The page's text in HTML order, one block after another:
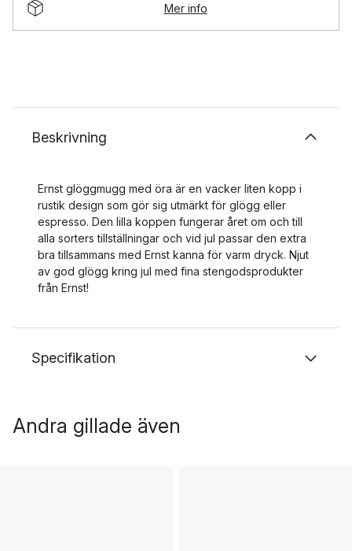
Mer info
Beskrivning
Ernst glöggmugg med öra är en vacker liten kopp i
rustik design som gör sig utmärkt för glögg eller
espresso. Den lilla koppen fungerar året om och till
alla sorters tillställningar och vid jul passar den extra
bra tillsammans med Ernst kanna för varm dryck. Njut
av god glögg kring jul med fina stengodsprodukter
från Ernst!
Specifikation
Andra gillade även